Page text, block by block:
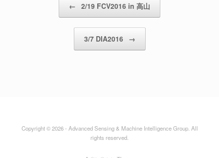
← 2/19 FCV2016 in 高山
3/7 DIA2016 →
Copyright © 2026 - Advanced Sensing & Machine Intelligence Group. All
rights reserved.